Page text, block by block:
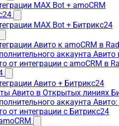
MAX Bot + amoCRM
MAX Bot + Битрикс24
Авито к amoCRM в
аккаунта Авито
от интеграции с amoCRM в
Авито + Битрикс24
Авито в Открытых линиях
аккаунта
от интеграции с Битрикс24